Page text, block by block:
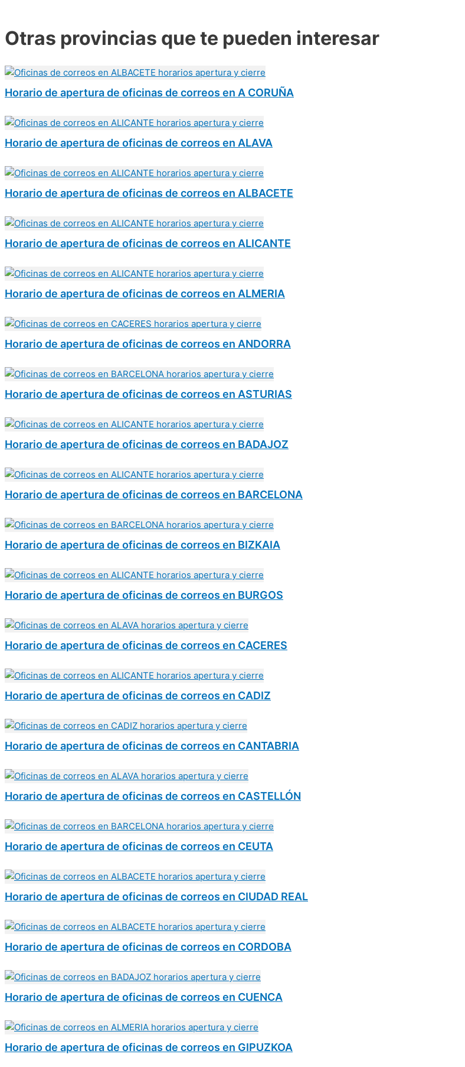
Otras provincias que te pueden interesar
Horario de apertura de oficinas de correos en A CORUÑA
Horario de apertura de oficinas de correos en ALAVA
Horario de apertura de oficinas de correos en ALBACETE
Horario de apertura de oficinas de correos en ALICANTE
Horario de apertura de oficinas de correos en ALMERIA
Horario de apertura de oficinas de correos en ANDORRA
Horario de apertura de oficinas de correos en ASTURIAS
Horario de apertura de oficinas de correos en BADAJOZ
Horario de apertura de oficinas de correos en BARCELONA
Horario de apertura de oficinas de correos en BIZKAIA
Horario de apertura de oficinas de correos en BURGOS
Horario de apertura de oficinas de correos en CACERES
Horario de apertura de oficinas de correos en CADIZ
Horario de apertura de oficinas de correos en CANTABRIA
Horario de apertura de oficinas de correos en CASTELLÓN
Horario de apertura de oficinas de correos en CEUTA
Horario de apertura de oficinas de correos en CIUDAD REAL
Horario de apertura de oficinas de correos en CORDOBA
Horario de apertura de oficinas de correos en CUENCA
Horario de apertura de oficinas de correos en GIPUZKOA